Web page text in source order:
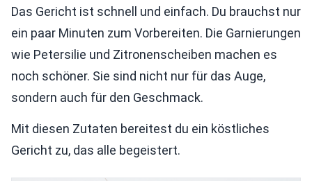
Das Gericht ist schnell und einfach. Du brauchst nur
ein paar Minuten zum Vorbereiten. Die Garnierungen
wie Petersilie und Zitronenscheiben machen es
noch schöner. Sie sind nicht nur für das Auge,
sondern auch für den Geschmack.
Mit diesen Zutaten bereitest du ein köstliches
Gericht zu, das alle begeistert.